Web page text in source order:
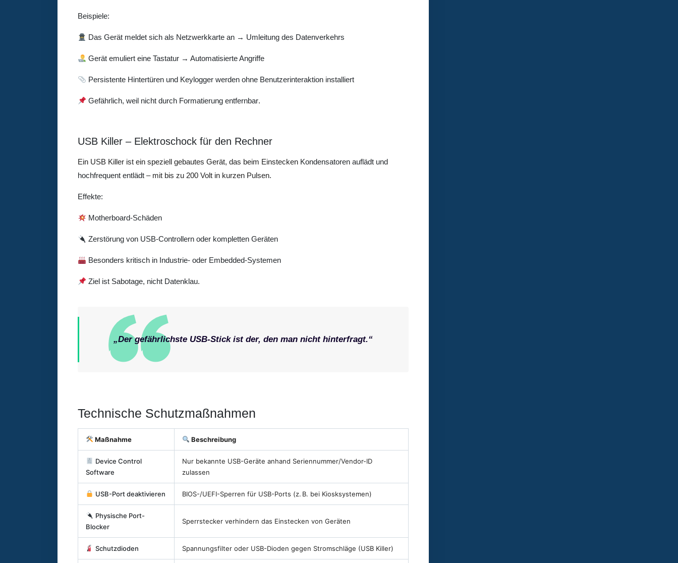
Beispiele:
Das Gerät meldet sich als Netzwerkkarte an → Umleitung des Datenverkehrs
Gerät emuliert eine Tastatur → Automatisierte Angriffe
Persistente Hintertüren und Keylogger werden ohne Benutzerinteraktion installiert
Gefährlich, weil nicht durch Formatierung entfernbar.
USB Killer – Elektroschock für den Rechner
Ein USB Killer ist ein speziell gebautes Gerät, das beim Einstecken Kondensatoren auflädt und
hochfrequent entlädt – mit bis zu 200 Volt in kurzen Pulsen.
Effekte:
Motherboard-Schäden
Zerstörung von USB-Controllern oder kompletten Geräten
Besonders kritisch in Industrie- oder Embedded-Systemen
Ziel ist Sabotage, nicht Datenklau.
„Der gefährlichste USB-Stick ist der, den man nicht hinterfragt.“
Technische Schutzmaßnahmen
Maßnahme Beschreibung
Device Control
Software
Nur bekannte USB-Geräte anhand Seriennummer/Vendor-ID
zulassen
USB-Port deaktivieren BIOS-/UEFI-Sperren für USB-Ports (z. B. bei Kiosksystemen)
Physische Port-
Blocker
Sperrstecker verhindern das Einstecken von Geräten
Schutzdioden Spannungsfilter oder USB-Dioden gegen Stromschläge (USB Killer)